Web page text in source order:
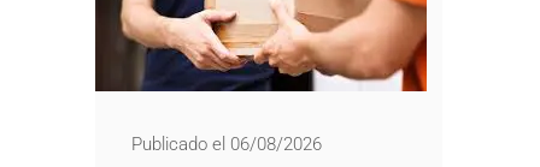
Publicado el 06/08/2026